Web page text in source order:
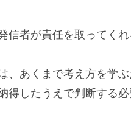
信者が責任を取ってくれ
あくまで考え方を学ぶ
したうえで判断する必